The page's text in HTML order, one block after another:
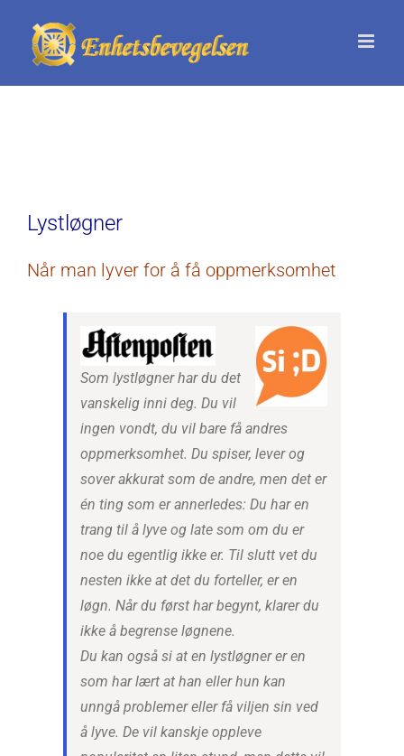
content
Lystløgner
Når man lyver for å få oppmerksomhet
Som lystløgner har du det
vanskelig inni deg. Du vil
ingen vondt, du vil bare få andres
oppmerksomhet. Du spiser, lever og
sover akkurat som de andre, men det er
én ting som er annerledes: Du har en
trang til å lyve og late som om du er
noe du egentlig ikke er. Til slutt vet du
nesten ikke at det du forteller, er en
løgn. Når du først har begynt, klarer du
ikke å begrense løgnene.
Du kan også si at en lystløgner er en
som har lært at han eller hun kan
unngå problemer eller få viljen sin ved
å lyve. De vil kanskje oppleve